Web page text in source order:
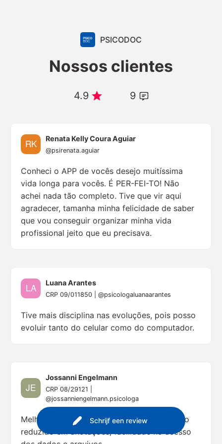
PSICODOC
Nossos clientes
4.9 9
Schrijf een review
Renata Kelly Coura Aguiar
@psirenata.aguiar
Conheci o APP de vocês desejo muitíssima
vida longa para vocês. É PER-FEI-TO! Não
achei nada tão completo. Tive que vir aqui
agradecer, tamanha minha felicidade de saber
que vou conseguir organizar minha vida
profissional jeito que eu precisava.
Luana Arantes
CRP 09/011850 | @psicologaluanaarantes
Tive mais disciplina nas evoluções, pois posso
evoluir tanto do celular como do computador.
Jossanni Engelmann
CRP 08/29121 |
@jossanniengelmann.psicologa
Melhorou muito a minha organização, tempo
reduzido em anotações, facilidade no acesso